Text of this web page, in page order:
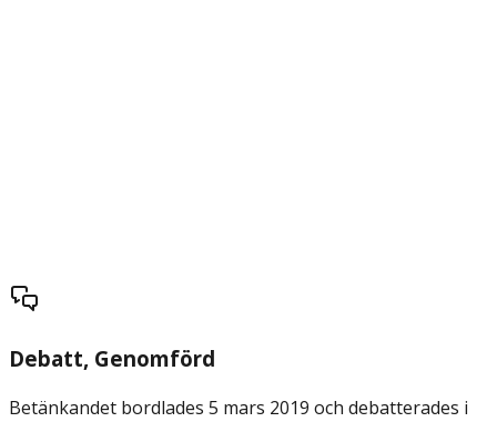
Debatt, Genomförd
Betänkandet bordlades 5 mars 2019 och debatterades i